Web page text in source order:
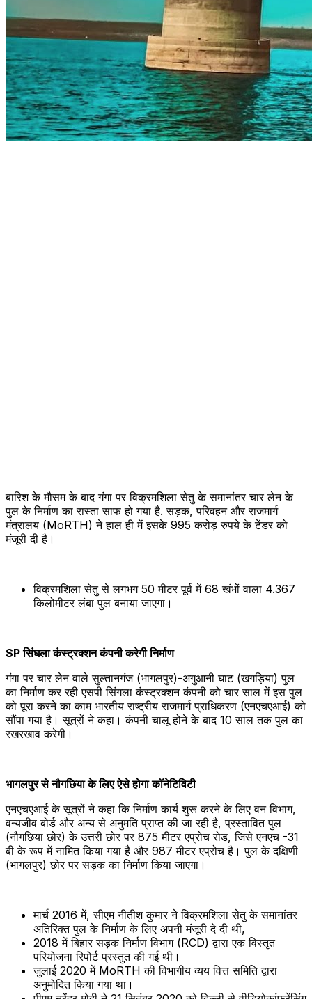
बारिश के मौसम के बाद गंगा पर विक्रमशिला सेतु के समानांतर चार लेन के
पुल के निर्माण का रास्ता साफ हो गया है. सड़क, परिवहन और राजमार्ग
मंत्रालय (MoRTH) ने हाल ही में इसके 995 करोड़ रुपये के टेंडर को
मंजूरी दी है।
विक्रमशिला सेतु से लगभग 50 मीटर पूर्व में 68 खंभों वाला 4.367
किलोमीटर लंबा पुल बनाया जाएगा।
SP सिंघला कंस्ट्रक्शन कंपनी करेगी निर्माण
गंगा पर चार लेन वाले सुल्तानगंज (भागलपुर)-अगुआनी घाट (खगड़िया) पुल
का निर्माण कर रही एसपी सिंगला कंस्ट्रक्शन कंपनी को चार साल में इस पुल
को पूरा करने का काम भारतीय राष्ट्रीय राजमार्ग प्राधिकरण (एनएचएआई) को
सौंपा गया है। सूत्रों ने कहा। कंपनी चालू होने के बाद 10 साल तक पुल का
रखरखाव करेगी।
भागलपुर से नौगछिया के लिए ऐसे होगा कॉनेटिविटी
एनएचएआई के सूत्रों ने कहा कि निर्माण कार्य शुरू करने के लिए वन विभाग,
वन्यजीव बोर्ड और अन्य से अनुमति प्राप्त की जा रही है, प्रस्तावित पुल
(नौगछिया छोर) के उत्तरी छोर पर 875 मीटर एप्रोच रोड, जिसे एनएच -31
बी के रूप में नामित किया गया है और 987 मीटर एप्रोच है। पुल के दक्षिणी
(भागलपुर) छोर पर सड़क का निर्माण किया जाएगा।
मार्च 2016 में, सीएम नीतीश कुमार ने विक्रमशिला सेतु के समानांतर
अतिरिक्त पुल के निर्माण के लिए अपनी मंजूरी दे दी थी,
2018 में बिहार सड़क निर्माण विभाग (RCD) द्वारा एक विस्तृत
परियोजना रिपोर्ट प्रस्तुत की गई थी।
जुलाई 2020 में MoRTH की विभागीय व्यय वित्त समिति द्वारा
अनुमोदित किया गया था।